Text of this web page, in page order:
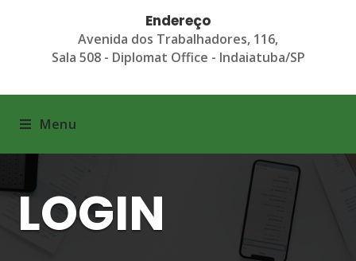
Endereço
Avenida dos Trabalhadores, 116,
Sala 508 - Diplomat Office - Indaiatuba/SP
Menu
LOGIN